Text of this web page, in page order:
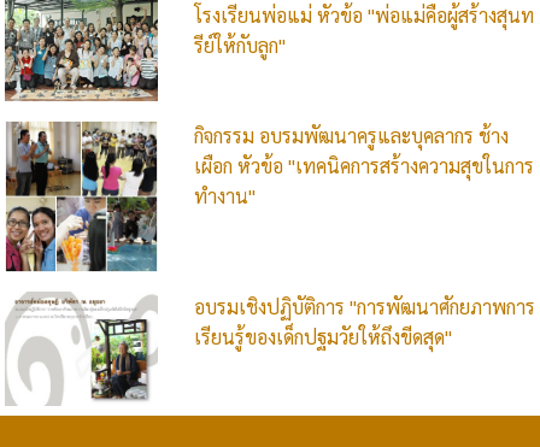
โรงเรียนพ่อแม่ หัวข้อ "พ่อแม่คือผู้สร้างสุนท
รีย์ให้กับลูก"
กิจกรรม อบรมพัฒนาครูและบุคลากร ช้าง
เผือก หัวข้อ "เทคนิคการสร้างความสุขในการ
ทำงาน"
อบรมเชิงปฏิบัติการ "การพัฒนาศักยภาพการ
เรียนรู้ของเด็กปฐมวัยให้ถึงขีดสุด"